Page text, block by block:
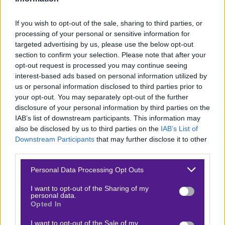
If you wish to opt-out of the sale, sharing to third parties, or
processing of your personal or sensitive information for
targeted advertising by us, please use the below opt-out
section to confirm your selection. Please note that after your
opt-out request is processed you may continue seeing
interest-based ads based on personal information utilized by
us or personal information disclosed to third parties prior to
your opt-out. You may separately opt-out of the further
disclosure of your personal information by third parties on the
IAB’s list of downstream participants. This information may
also be disclosed by us to third parties on the IAB’s List of
Downstream Participants that may further disclose it to other
Please note that this website/app uses one or more Google
not limited to your visit or usage behaviour. You may click to
grant or deny consent to Google and its third-party tags to
use your data for below specified purposes in below Google
consent section.
Personal Data Processing Opt Outs
I want to opt-out of the Sharing of my
personal data.
Opted In
I want to opt-out of the Sale of my
(είχε χάσει 2-1 στη Μαλαισία), αλλά έχασε και το
κομματάκια της σ’ ένα ματς αδιάφορο βαθμολογικά, με
πρεστίζ βέβαια. Απέναντι στη Viettel, που δεν μπόρεσε
μεν να διεκδικήσει τον φετινό τίτλο ως το τέλος, αλλά
έχει μόνο δύο ήττες στο πρωτάθλημα. Κι έχει και τον
φορ Λουκάο, τον Βραζιλιάνο, να ψάχνει γκολ μπας και
προλάβει πρώτος σκόρερ.Το αμφίσκορο σ’ αυτό το
ματς πληρώνει1,70στη Stoiximan.
ΠρογνωστικόSabah-NeftciBaku
Αζερμπαϊτζάν.Εδώ το ενδιαφέρον είναι μονόπλευρο.
Η Sabah είναι η νέα πρωταθλήτρια, η Neftci κλείνει τη
σεζόν με δύο εκτός έδρας αγώνες, στην προσπάθειά
της να κρατήσει την 4